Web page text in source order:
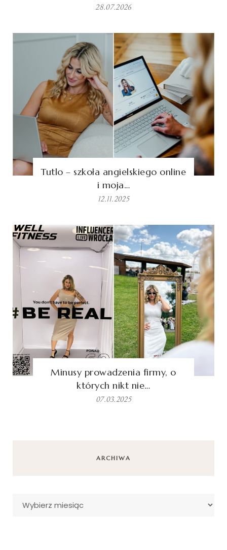
28.07.2026
Tutlo – szkoła angielskiego online
i moja…
12.11.2025
Minusy prowadzenia firmy, o
których nikt nie…
07.03.2025
ARCHIWA